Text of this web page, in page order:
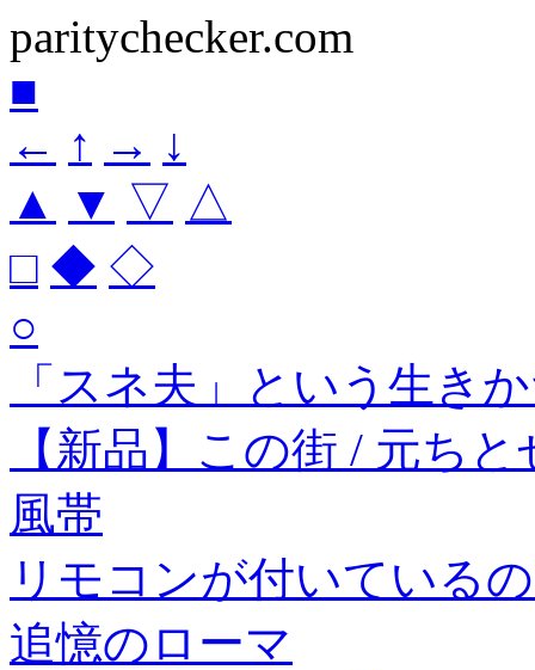
paritychecker.com
■
← ↑ → ↓
▲
▼ ▽ △
□ ◆ ◇
○
「スネ夫」という生き
【新品】この街 / 元ちと
風帯
リモコンが付いている
追憶のローマ